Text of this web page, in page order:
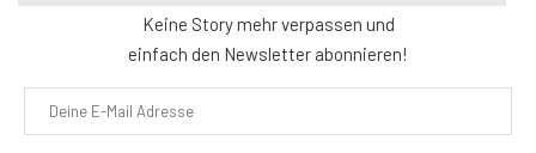
Keine Story mehr verpassen und
einfach den Newsletter abonnieren!